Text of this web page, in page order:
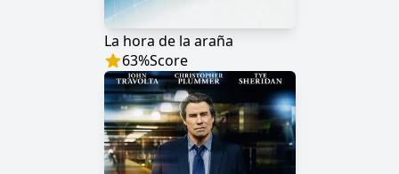
La hora de la araña
63%Score